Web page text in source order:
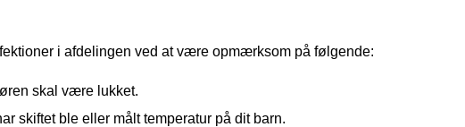
i afdelingen ved at være opmærksom på følgende:
skal være lukket.
skiftet ble eller målt temperatur på dit barn.